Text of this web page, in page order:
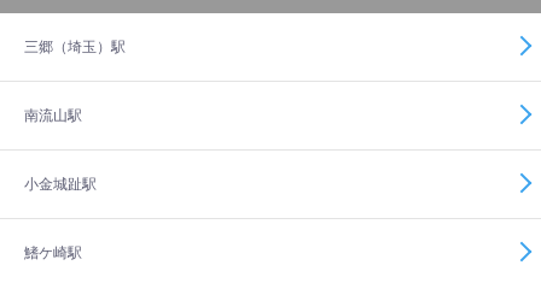
三郷（埼玉）駅
南流山駅
小金城趾駅
鰭ケ崎駅